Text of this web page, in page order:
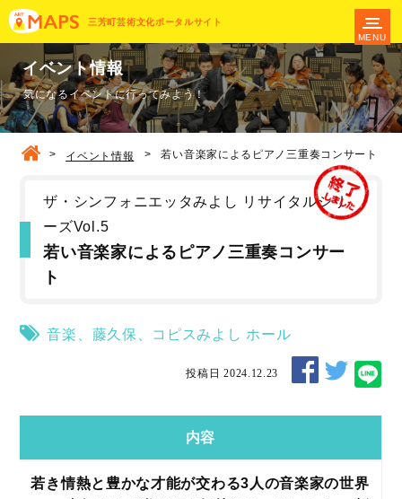
三芳町芸術文化ポータルサイト
MENU
イベント情報
気になるイベントに行ってみよう！
> イベント情報 > 若い音楽家によるピアノ三重奏コンサート
ザ・シンフォニエッタみよし リサイタルシリ
ーズVol.5
若い音楽家によるピアノ三重奏コンサー
ト
音楽 藤久保 コピスみよし ホール
投稿日 2024.12.23
内容
若き情熱と豊かな才能が交わる3人の音楽家の世界